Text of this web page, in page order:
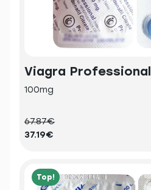
Viagra Professional
100mg
67.87€
37.19€
Top!